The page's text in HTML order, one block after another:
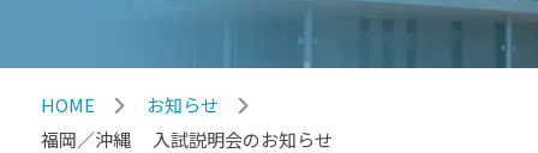
HOME
お知らせ
福岡／沖縄 入試説明会のお知らせ